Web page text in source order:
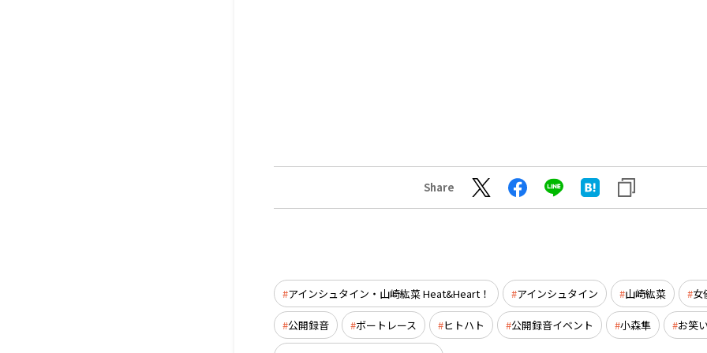
Share
アインシュタイン・山崎紘菜 Heat&Heart！ アインシュタイン 山崎紘菜 女
公開録音 ボートレース ヒトハト 公開録音イベント 小森隼 お笑